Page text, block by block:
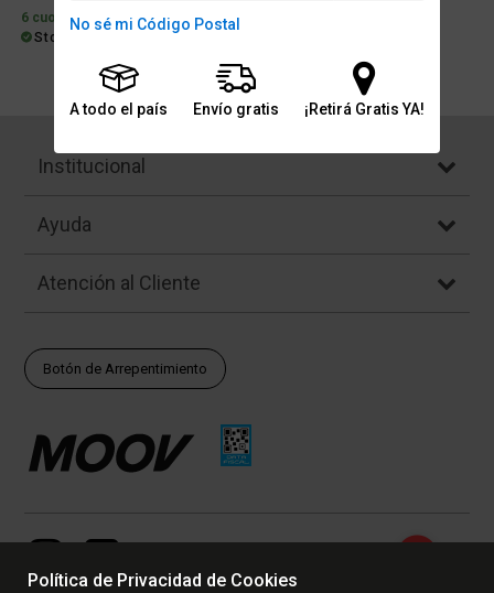
No sé mi Código Postal
A todo el país Envío gratis ¡Retirá Gratis YA!
6 cuotas con interés de $2.205
Stock para envío
Institucional
Ayuda
Atención al Cliente
Botón de Arrepentimiento
Política de Privacidad de Cookies